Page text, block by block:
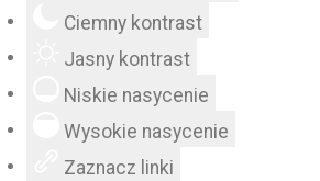
Ciemny kontrast
Jasny kontrast
Niskie nasycenie
Wysokie nasycenie
Zaznacz linki